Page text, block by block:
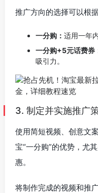
推广方向的选择可以根
一分购： 适用一年
一分购+5元话费券
吸引力。
3. 制定并实施推广
使用简短视频、创意文
宝“一分购”的优势，尤
惠。
将制作完成的视频和推